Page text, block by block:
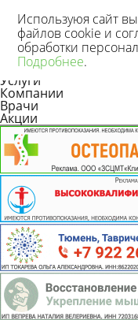
Новости
Статьи
Услуги
Компании
Врачи
Акции
Используюя сайт
файлов cookie и
обработки
Подробнее.